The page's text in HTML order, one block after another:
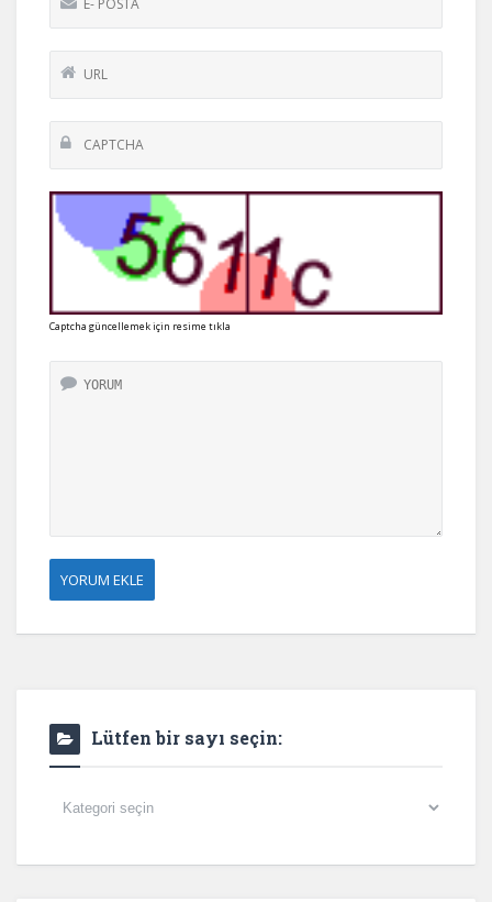
Captcha güncellemek için resime tıkla
Lütfen bir sayı seçin:
Lütfen